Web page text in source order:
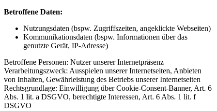
Betroffene Daten:
Nutzungsdaten (bspw. Zugriffszeiten, angeklickte Webseiten)
Kommunikationsdaten (bspw. Informationen über das
genutzte Gerät, IP-Adresse)
Betroffene Personen: Nutzer unserer Internetpräsenz
Verarbeitungszweck: Ausspielen unserer Internetseiten, Anbieten
von Inhalten, Gewährleistung des Betriebs unserer Internetseiten
Rechtsgrundlage: Einwilligung über Cookie-Consent-Banner, Art. 6
Abs. 1 lit. a DSGVO, berechtigte Interessen, Art. 6 Abs. 1 lit. f
DSGVO